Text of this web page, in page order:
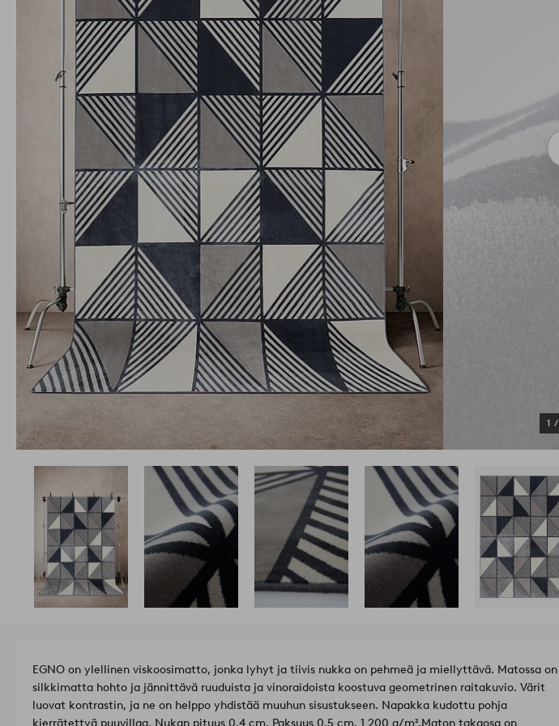
1 /
EGNO on ylellinen viskoosimatto, jonka lyhyt ja tiivis nukka on pehmeä ja miellyttävä. Matossa on
silkkimatta hohto ja jännittävä ruuduista ja vinoraidoista koostuva geometrinen raitakuvio. Värit
luovat kontrastin, ja ne on helppo yhdistää muuhun sisustukseen. Napakka kudottu pohja
kierrätettyä puuvillaa. Nukan pituus 0,4 cm. Paksuus 0,5 cm. 1 200 g/m².Maton takaosa on